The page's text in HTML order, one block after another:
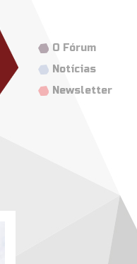
O Fórum
Notícias
Newsletter